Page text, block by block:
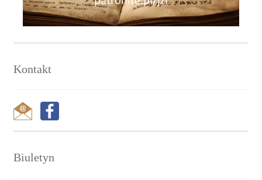
Kontakt
Biuletyn